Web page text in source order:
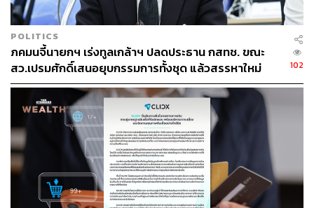
รศัพท์หลอกลวงในไทยพุ่งสูงขึ้น 270% ขณะที่ข้อความ
หลอกลวงเพิ่มสูงขึ้น 57%
AIS เดินหน้าชนมิจฉาชีพ เปิดสายด่วนโทรฟรี 1185 รับ
แจ้งเบาะแสก่อนจะสืบสวน และส่งต่อตำรวจไซเบอร์ เพื่
อดำเนินการทางกฎหมาย
‘สมาคมธนาคารไทย’ เผยแอปดูดเงินสร้างความเสียหา
ยแล้ว 500 ล้านบาท ชี้เหยื่อ 100% ใช้ระบบ Android เชื่
อ Biometric ลดผลกระทบได้
POLITICS
ภคมนจี้นายกฯ เร่งทูลเกล้าฯ ปลดประธาน กสทช. ขณะ
สว.เปรมศักดิ์เสนอยุบกรรมการทั้งชุด แล้วสรรหาใหม่
102